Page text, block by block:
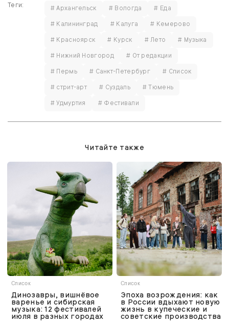
Теги: # Архангельск # Вологда
# Еда
# Калининград
# Калуга
# Кемерово
# Красноярск
# Курск # Лето
# Музыка
# Нижний Новгород
# От редакции
# Пермь
# Санкт-Петербург
# Список
# стрит-арт
# Суздаль
# Тюмень
# Удмуртия
# Фестивали
Читайте также
Список
Динозавры, вишнёвое
варенье и сибирская
музыка: 12 фестивалей
июля в разных городах
Список
Эпоха возрождения: как
в России вдыхают новую
жизнь в купеческие и
советские производства